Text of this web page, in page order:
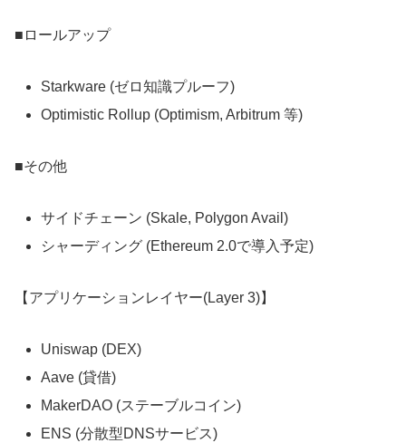
■ロールアップ
Starkware (ゼロ知識プルーフ)
Optimistic Rollup (Optimism, Arbitrum 等)
■その他
サイドチェーン (Skale, Polygon Avail)
シャーディング (Ethereum 2.0で導入予定)
【アプリケーションレイヤー(Layer 3)】
Uniswap (DEX)
Aave (貸借)
MakerDAO (ステーブルコイン)
ENS (分散型DNSサービス)